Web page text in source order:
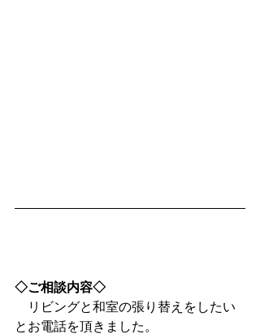
◇ご相談内容◇
リビングと和室の張り替えをしたい
とお電話を頂きました。